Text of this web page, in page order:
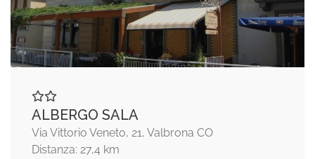
ALBERGO SALA
Via Vittorio Veneto, 21, Valbrona CO
Distanza: 27,4 km